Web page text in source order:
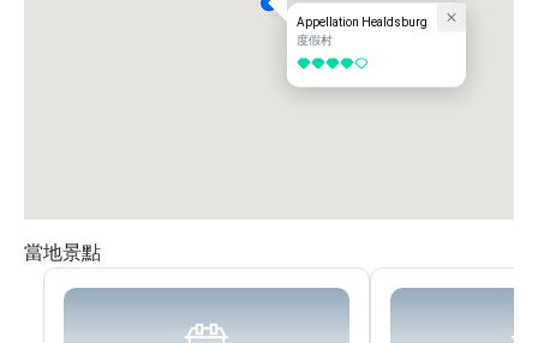
Appellation Healdsburg
度假村
4/5
當地景點